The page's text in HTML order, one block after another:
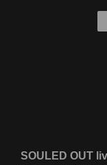
SOULED OUT